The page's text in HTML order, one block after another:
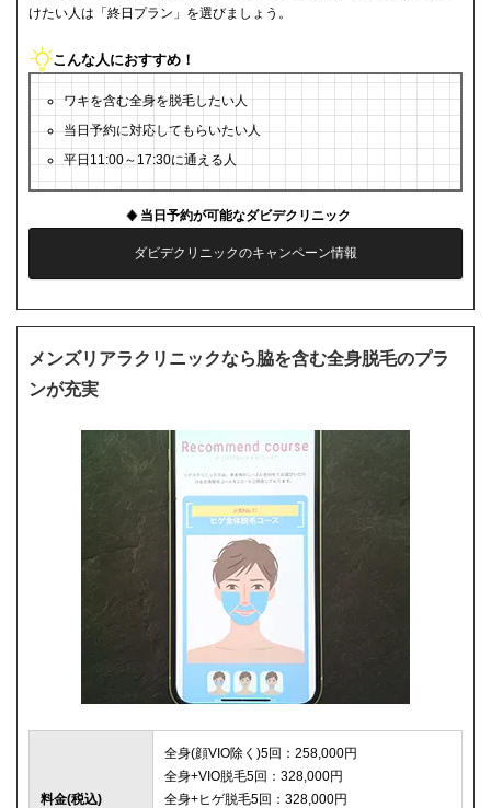
けたい人は「終日プラン」を選びましょう。
こんな人におすすめ！
ワキを含む全身を脱毛したい人
当日予約に対応してもらいたい人
平日11:00～17:30に通える人
当日予約が可能なダビデクリニック
ダビデクリニックのキャンペーン情報
メンズリアラクリニックなら脇を含む全身脱毛のプラ
ンが充実
料金(税込)
全身(顔VIO除く)5回：258,000円
全身+VIO脱毛5回：328,000円
全身+ヒゲ脱毛5回：328,000円